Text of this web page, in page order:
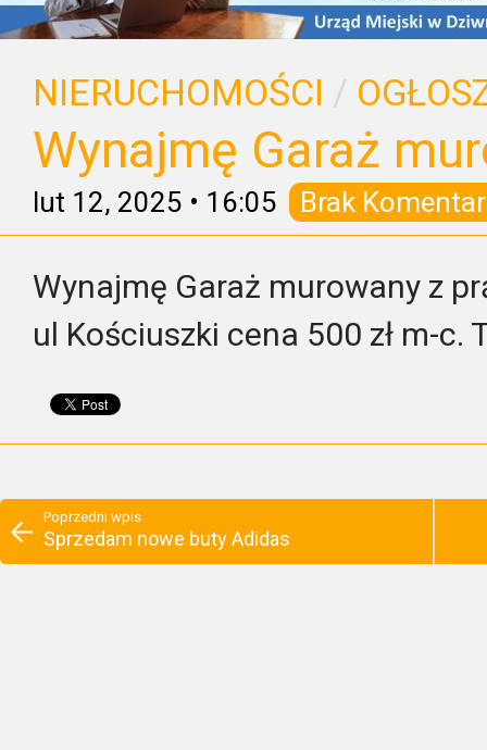
NIERUCHOMOŚCI /
Wynajmę Garaż
lut 12, 2025 • 16:05 Brak
Wynajmę Garaż murowany z
ul Kościuszki cena 500 zł m-c.
Poprzedni wpis
Sprzedam nowe buty Adidas